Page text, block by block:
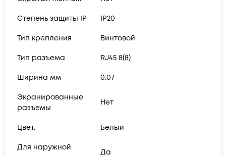
Степень защиты IP IP20
Тип крепления Винтовой
Тип разъема RJ45 8(8)
Ширина мм 0.07
Экранированные
разъемы
Нет
Цвет. Белый
Для наружной
Да